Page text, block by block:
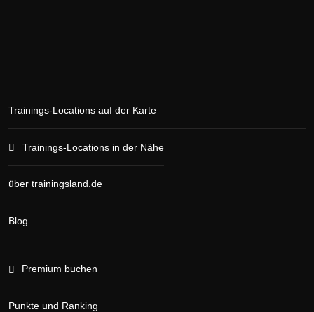
Trainings-Locations auf der Karte
Trainings-Locations in der Nähe
über trainingsland.de
Blog
Premium buchen
Punkte und Ranking